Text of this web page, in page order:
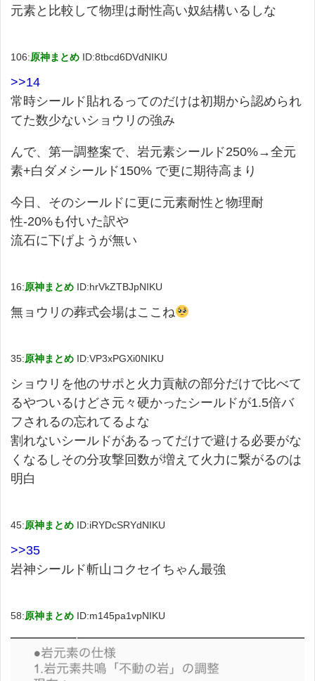
元素と比較して物理は耐性高い奴結構いるしな
106:原神まとめ ID:8tbcd6DVdNIKU
>>14
常時シールド貼れるってのだけは初期から認められ
てた数少ないショウリの強み
んで、第一調整案で、岩元素シールド250%→全元
素+白ダメシールド150% で更に期待高まり
今日、そのシールドに更に元素耐性と物理耐
性-20%も付いた訳や
流石に下げようが無い
16:原神まとめ ID:hrVkZTBJpNIKU
無ョウリの葬式会場はここね
35:原神まとめ ID:VP3xPGXi0NIKU
ショウリを他のサポと火力貢献の部分だけで比べて
るやついるけどさ元々硬かったシールドが1.5倍バ
フされるの忘れてるよな
割れないシールドがあるってだけで避ける必要がな
くなるしその分攻撃回数が増えて火力に繋がるのは
明白
45:原神まとめ ID:iRYDcSRYdNIKU
>>35
岩神シールド斬山コクセイちゃん最強
58:原神まとめ ID:m145pa1vpNIKU